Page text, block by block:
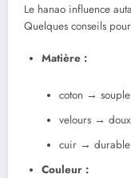
Le hanao influence
Quelques conseils
Matière :
coton →
velours →
cuir → durable
Couleur :